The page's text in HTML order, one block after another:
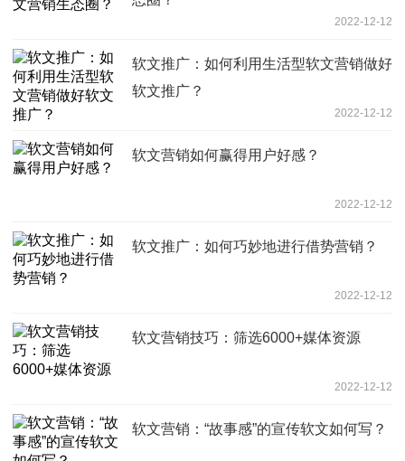
2022-12-12
软文推广：如何利用生活型软文营销做好
软文推广？
2022-12-12
软文营销如何赢得用户好感？
2022-12-12
软文推广：如何巧妙地进行借势营销？
2022-12-12
软文营销技巧：筛选6000+媒体资源
2022-12-12
软文营销：“故事感”的宣传软文如何写？